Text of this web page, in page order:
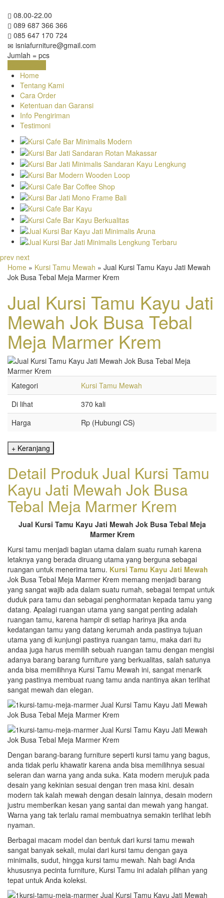
08.00-22.00
089 687 366 366
085 647 170 724
isniafurniture@gmail.com
Jumlah = pcs
Home
Tentang Kami
Cara Order
Ketentuan dan Garansi
Info Pengiriman
Testimoni
prev next
Home » Kursi Tamu Mewah » Jual Kursi Tamu Kayu Jati Mewah
Jok Busa Tebal Meja Marmer Krem
Jual Kursi Tamu Kayu Jati
Mewah Jok Busa Tebal
Meja Marmer Krem
Kategori
Kursi Tamu Mewah
Di lihat
370 kali
Harga
Rp (Hubungi CS)
Detail Produk Jual Kursi Tamu
Kayu Jati Mewah Jok Busa
Tebal Meja Marmer Krem
Jual Kursi Tamu Kayu Jati Mewah Jok Busa Tebal Meja
Marmer Krem
Kursi tamu menjadi bagian utama dalam suatu rumah karena
letaknya yang berada diruang utama yang berguna sebagai
ruangan untuk menerima tamu. Kursi Tamu Kayu Jati Mewah
Jok Busa Tebal Meja Marmer Krem memang menjadi barang
yang sangat wajib ada dalam suatu rumah, sebagai tempat untuk
duduk para tamu dan sebagai penghormatan kepada tamu yang
datang. Apalagi ruangan utama yang sangat penting adalah
ruangan tamu, karena hampir di setiap harinya jika anda
kedatangan tamu yang datang kerumah anda pastinya tujuan
utama yang di kunjungi pastinya ruangan tamu, maka dari itu
andaa juga harus memilih sebuah ruangan tamu dengan mengisi
adanya barang barang furniture yang berkualitas, salah satunya
anda bisa memilihnya Kursi Tamu Mewah ini, sangat menarik
yang pastinya membuat ruang tamu anda nantinya akan terlihat
sangat mewah dan elegan.
Dengan barang-barang furniture seperti kursi tamu yang bagus,
anda tidak perlu khawatir karena anda bisa memilihnya sesuai
seleran dan warna yang anda suka. Kata modern merujuk pada
desain yang kekinian sesuai dengan tren masa kini. desain
modern tak kalah mewah dengan desain lainnya, desain modern
justru memberikan kesan yang santai dan mewah yang hangat.
Warna yang tak terlalu ramai membuatnya semakin terlihat lebih
nyaman.
Berbagai macam model dan bentuk dari kursi tamu mewah
sangat banyak sekali, mulai dari kursi tamu dengan gaya
minimalis, sudut, hingga kursi tamu mewah. Nah bagi Anda
khususnya pecinta furniture, Kursi Tamu ini adalah pilihan yang
tepat untuk Anda koleksi.